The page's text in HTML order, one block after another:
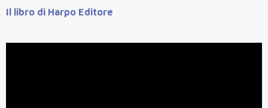
Il libro di Harpo Editore